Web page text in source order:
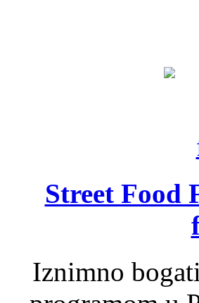
Street Food
Iznimno